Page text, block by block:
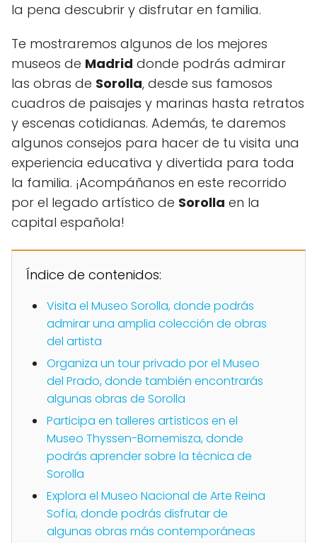
la pena descubrir y disfrutar en familia.
Te mostraremos algunos de los mejores
museos de Madrid donde podrás admirar
las obras de Sorolla, desde sus famosos
cuadros de paisajes y marinas hasta retratos
y escenas cotidianas. Además, te daremos
algunos consejos para hacer de tu visita una
experiencia educativa y divertida para toda
la familia. ¡Acompáñanos en este recorrido
por el legado artístico de Sorolla en la
capital española!
Índice de contenidos:
Visita el Museo Sorolla, donde podrás
admirar una amplia colección de obras
del artista
Organiza un tour privado por el Museo
del Prado, donde también encontrarás
algunas obras de Sorolla
Participa en talleres artísticos en el
Museo Thyssen-Bornemisza, donde
podrás aprender sobre la técnica de
Sorolla
Explora el Museo Nacional de Arte Reina
Sofía, donde podrás disfrutar de
algunas obras más contemporáneas